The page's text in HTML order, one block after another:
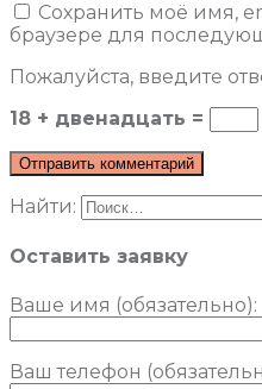
Сохранить моё имя,
браузере для
Пожалуйста, введите
18 + двенадцать =
Найти:
Оставить заявку
Ваше имя (обязательно):
Ваш телефон